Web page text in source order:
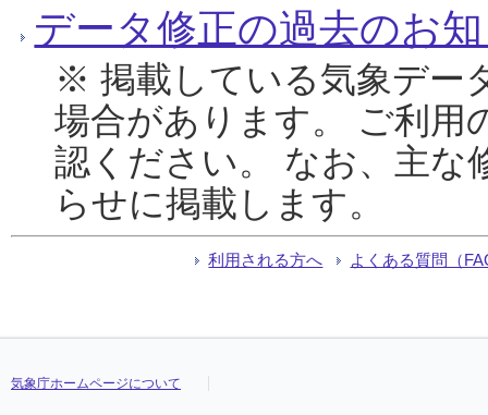
データ修正の過去のお
※ 掲載している気象デー
場合があります。 ご利用
認ください。 なお、主な
らせに掲載します。
利用される方へ よくある質問（
気象庁ホームページについて